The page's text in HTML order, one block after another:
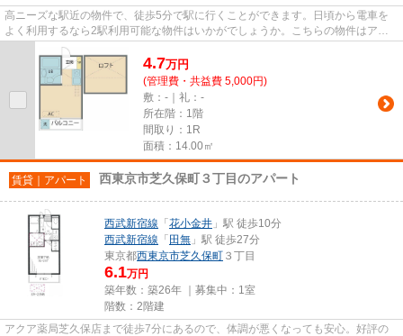
高ニーズな駅近の物件で、徒歩5分で駅に行くことができます。日頃から電車を
よく利用するなら2駅利用可能な物件はいかがでしょうか。こちらの物件はアパ
ートです。当社スタッフが地域...
4.7万円
(管理費・共益費 5,000円)
敷：-｜礼：-
所在階：1階
間取り：1R
面積：14.00㎡
賃貸｜アパート 西東京市芝久保町３丁目のアパート
西武新宿線 「 花小金井 」駅 徒歩10分
西武新宿線 「 田無 」駅 徒歩27分
東京都西東京市芝久保町 ３丁目
6.1万円
築年数：築26年 ｜募集中： 1室
階数：2階建
アクア薬局芝久保店まで徒歩7分にあるので、体調が悪くなっても安心。好評の